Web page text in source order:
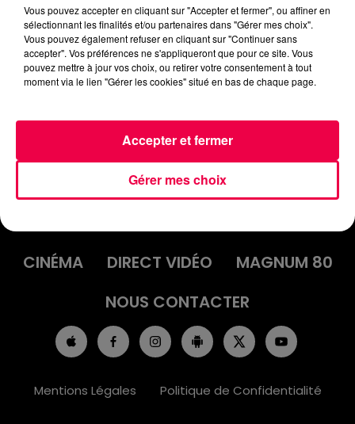
podcasts/2022/12/20221213-ANNIVERSAIRES.mp3
INFOS
EMISSIONS
CINÉMA
DIRECT VIDÉO
MAGNUM 80
NOUS CONTACTER
Mentions Légales Politique de Confidentialité
Vous pouvez accepter en cliquant sur "Accepter et fermer", ou affiner en
sélectionnant les finalités et/ou partenaires dans "Gérer mes choix".
Vous pouvez également refuser en cliquant sur "Continuer sans
accepter". Vos préférences ne s'appliqueront que pour ce site. Vous
pouvez mettre à jour vos choix, ou retirer votre consentement à tout
moment via le lien "Gérer les cookies" situé en bas de chaque page.
Gérer mes choix
Accepter et fermer